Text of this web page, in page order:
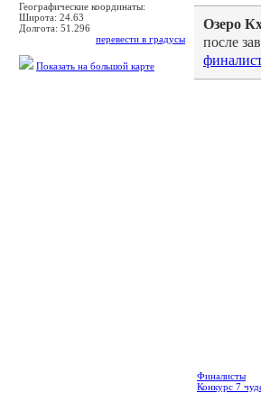
Географические координаты:
Широта: 24.63
Долгота: 51.296
перевести в градусы
Показать на большой карте
Озеро
после
Финалисты
Конкурс 7